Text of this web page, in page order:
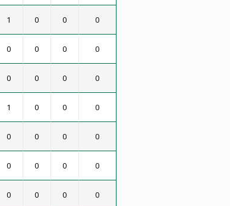
1 0 0 0
0 0 0 0
0 0 0 0
1 0 0 0
0 0 0 0
0 0 0 0
0 0 0 0